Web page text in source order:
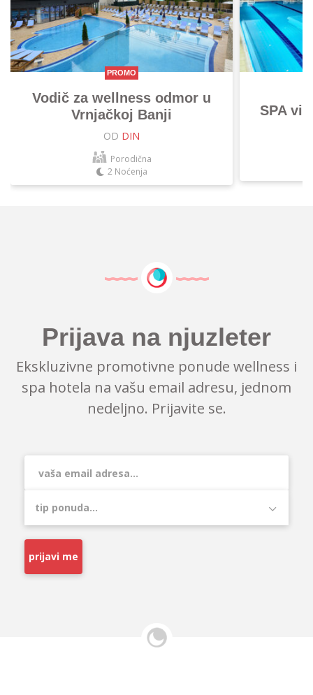
PROMO
Vodič za wellness odmor u
Vrnjačkoj Banji
OD DIN
Porodična
2 Noćenja
SPA
Prijava na njuzleter
Ekskluzivne promotivne ponude wellness i
spa hotela na vašu email adresu, jednom
nedeljno. Prijavite se.
prijavi me